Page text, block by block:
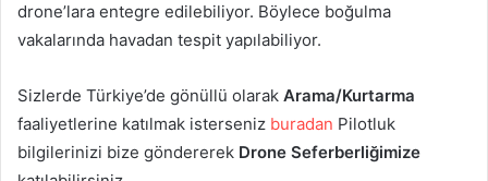
drone’lara entegre edilebiliyor. Böylece boğulma
vakalarında havadan tespit yapılabiliyor.
Sizlerde Türkiye’de gönüllü olarak Arama/Kurtarma
faaliyetlerine katılmak isterseniz buradan Pilotluk
bilgilerinizi bize göndererek Drone Seferberliğimize